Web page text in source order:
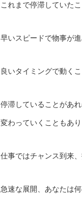
これまで停滞していた
早いスピードで物事が
良いタイミングで動く
停滞していることがあ
変わっていくこともあ
仕事ではチャンス到来
急速な展開、あなたは